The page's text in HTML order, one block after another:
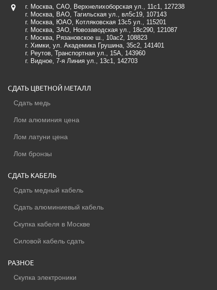
г. Москва, САО, Верхнелихоборская ул., 11с1
, 127238
г. Москва, ВАО, Тагильская ул., вл5с19 , 107143
г. Москва, ЮАО, Котляковская 13с5 ул.
, 115201
г. Москва, ЗАО, Новозаводская ул., 18c290 , 121087
г. Москва, Рязановское ш., 10ас2, 108823
г. Химки, ул. Академика Грушина, 35с2 , 141401
г. Реутов, Транспортная ул., 15А , 143960
г. Видное, 7-я Линия ул., 13с1
, 142703
СДАТЬ ЦВЕТНОЙ МЕТАЛЛ
Сдать медь
Лом алюминия цена
Лом латуни цена
Лом бронзы
СДАТЬ КАБЕЛЬ
Сдать медный кабель
Сдать алюминиевый кабель
Скупка кабеля в Москве
Силовой кабель сдать
РАЗНОЕ
Скупка электроники